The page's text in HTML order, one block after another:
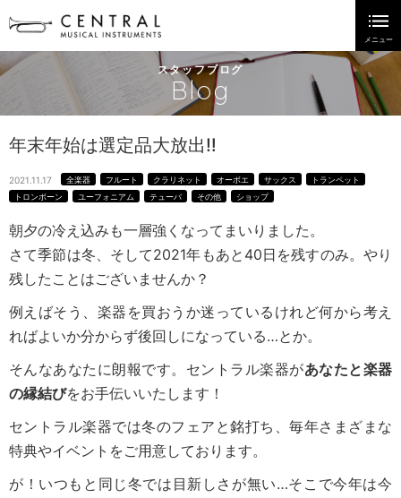
スタッフブログ
Blog
年末年始は選定品大放出‼
2021.11.17 全楽器 フルート クラリネット オーボエ サックス
トランペット
トロンボーン
ユーフォニアム テューバ その他 ショップ
朝夕の冷え込みも一層強くなってまいりました。
さて季節は冬、そして2021年もあと40日を残すのみ。やり
残したことはございませんか？
例えばそう、楽器を買おうか迷っているけれど何から考え
ればよいか分からず後回しになっている…とか。
そんなあなたに朗報です。セントラル楽器があなたと楽器
の縁結びをお手伝いいたします！
セントラル楽器では冬のフェアと銘打ち、毎年さまざまな
特典やイベントをご用意しております。
が！いつもと同じ冬では目新しさが無い…そこで今年は今